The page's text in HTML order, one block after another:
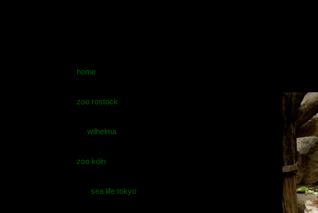
home
zoo rostock
wilhelma
zoo köln
sea life tokyo